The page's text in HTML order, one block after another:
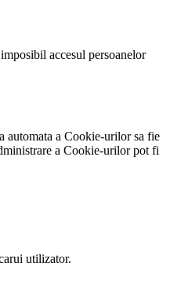
accesul persoanelor
automata a Cookie-urilor sa fie
a Cookie-urilor pot fi
utilizator.